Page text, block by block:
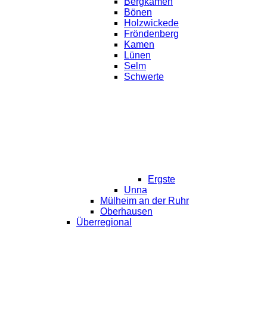
Bönen
Holzwickede
Fröndenberg
Kamen
Lünen
Selm
Schwerte
Ergste
Unna
Mülheim an der Ruhr
Oberhausen
Überregional